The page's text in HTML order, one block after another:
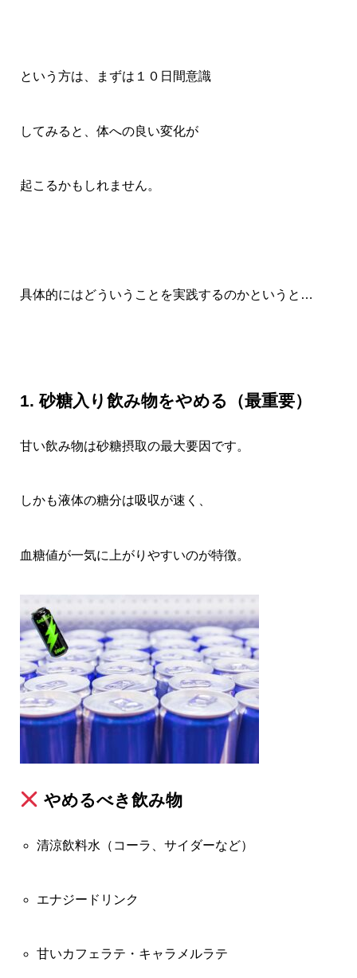
という方は、まずは１０日間意識
してみると、体への良い変化が
起こるかもしれません。
具体的にはどういうことを実践するのかというと…
1. 砂糖入り飲み物をやめる（最重要）
甘い飲み物は砂糖摂取の最大要因です。
しかも液体の糖分は吸収が速く、
血糖値が一気に上がりやすいのが特徴。
やめるべき飲み物
清涼飲料水（コーラ、サイダーなど）
エナジードリンク
甘いカフェラテ・キャラメルラテ